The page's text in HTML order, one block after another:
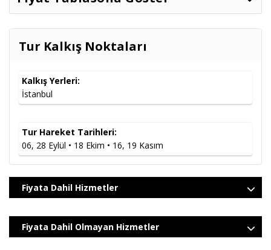
Tarih Seçenekler Taksitler
06.09.2026 4* Oteller 20.169
18.10.2026
4* Oteller
4* Oteller
22.369,00TL
Taksitler »
19.11.2026
4* Oteller
Tur Kalkış Noktaları
Kalkış Yerleri:
İstanbul
Tur Hareket Tarihleri:
06, 28 Eylül • 18 Ekim • 16, 19 Kasım
Fiyata Dahil Hizmetler
Fiyata Dahil Olmayan Hizmetler